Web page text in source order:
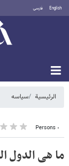
English فارسی
الرئيسية سیاسه
٠ Persons
ما هی الدول